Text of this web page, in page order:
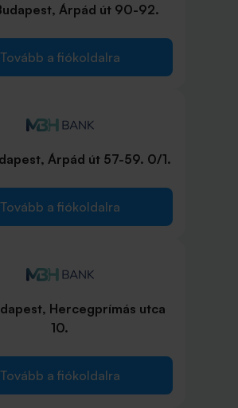
Árpád út 90-92.
Tovább a fiókoldalra
Árpád út 57-59. 0/1.
Tovább a fiókoldalra
Hercegprímás utca
10.
Tovább a fiókoldalra